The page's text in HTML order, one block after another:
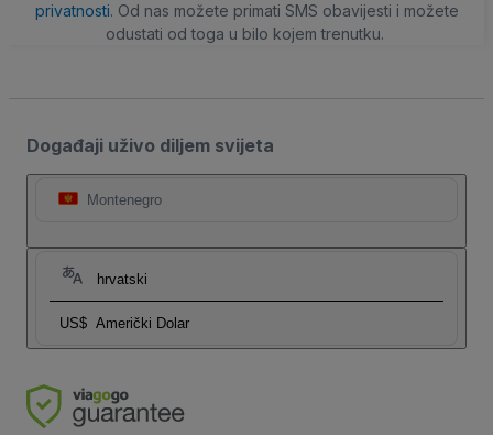
privatnosti. Od nas možete primati SMS obavijesti i možete
odustati od toga u bilo kojem trenutku.
Događaji uživo diljem svijeta
Montenegro
hrvatski
US$ Američki Dolar